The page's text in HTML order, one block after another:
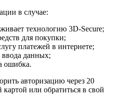
в случае:
технологию 3D-Secure;
для покупки;
платежей в интернете;
данных;
ошибка.
авторизацию через 20
картой или обратиться в свой